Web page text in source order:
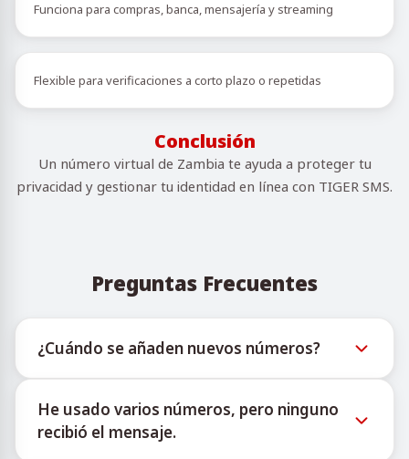
Funciona para compras, banca, mensajería y streaming
Flexible para verificaciones a corto plazo o repetidas
Conclusión
Un número virtual de Zambia te ayuda a proteger tu
privacidad y gestionar tu identidad en línea con TIGER SMS.
Preguntas Frecuentes
¿Cuándo se añaden nuevos números?
números virtuales puede consultarse a través del
bot oficial de Telegram @TigerSMSofficial_bot. Este
He usado varios números, pero ninguno
recibió el mensaje.